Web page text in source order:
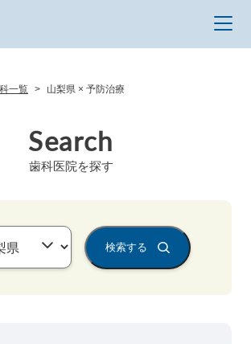
一覧 山梨県 × 予防治療
Search
歯科医院を探す
検索する